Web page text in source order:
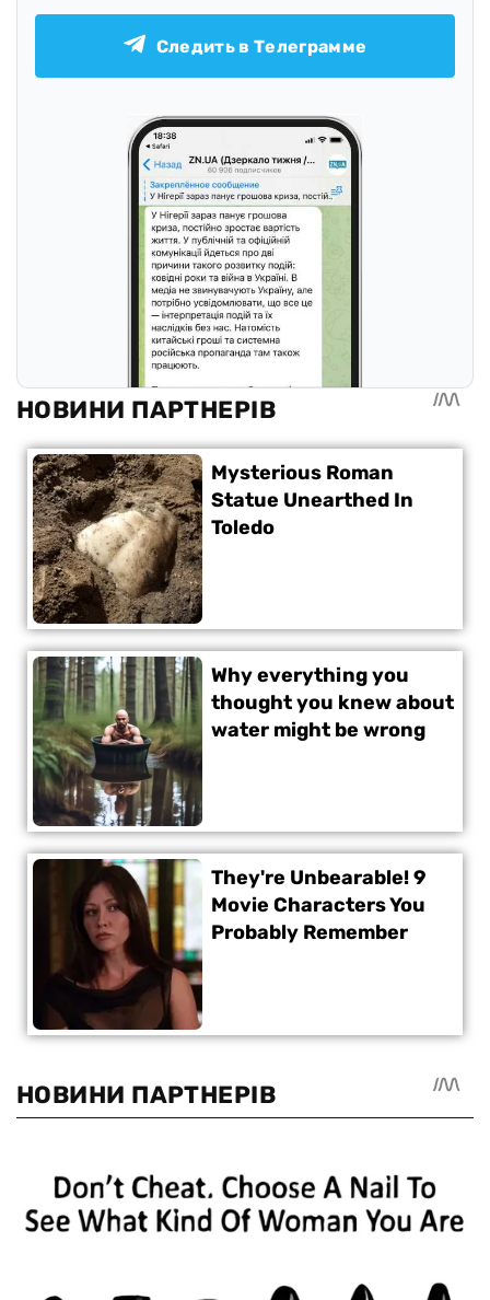
Следить в Телеграмме